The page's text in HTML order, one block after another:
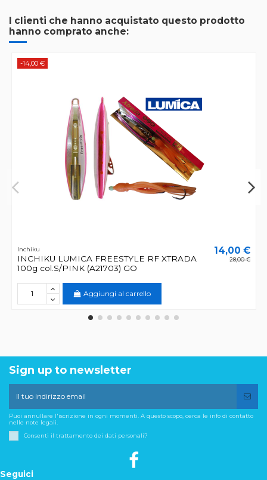
I clienti che hanno acquistato questo prodotto
hanno comprato anche:
-14,00 €
Inchiku
INCHIKU LUMICA FREESTYLE RF XTRADA
100g col.S/PINK (A21703) GO
14,00 €
28,00 €
Aggiungi al carrello
Sign up to newsletter
Puoi annullare l'iscrizione in ogni momenti. A questo scopo, cerca le info di contatto
nelle note legali.
Consenti il trattamento dei dati personali?
Seguici